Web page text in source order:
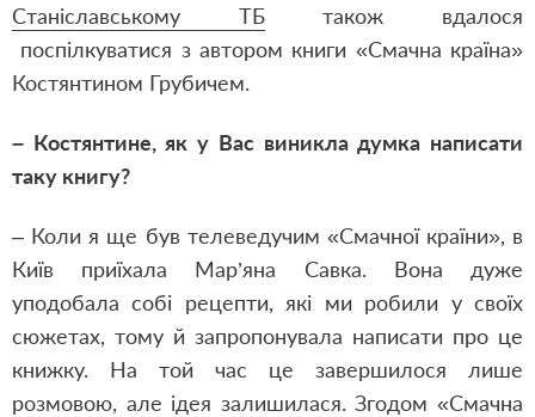
Станіславському ТБтакож вдалося
поспілкуватися з автором книги «Смачна країна»
Костянтином Грубичем.
– Костянтине, як у Вас виникла думка написати
таку книгу?
– Коли я ще був телеведучим «Смачної країни», в
Київ приїхала Мар’яна Савка. Вона дуже
уподобала собі рецепти, які ми робили у своїх
сюжетах, тому й запропонувала написати про це
книжку. На той час це завершилося лише
розмовою, але ідея залишилася. Згодом «Смачна